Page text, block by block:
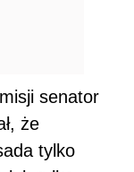
senator
że
tylko